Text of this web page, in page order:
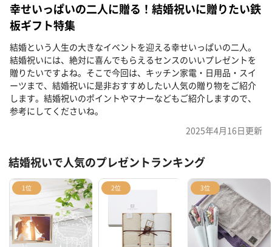
幸せいっぱいの二人に贈る！結婚祝いに贈りたい鉄
板ギフト特集
結婚という人生の大きなイベントを迎える幸せいっぱいの二人。
結婚祝いには、絶対に喜んでもらえるセンスのいいプレゼントを
贈りたいですよね。そこで今回は、キッチン家電・日用品・スイ
ーツまで、結婚祝いに是非おすすめしたい人気の贈り物をご紹介
します。結婚祝いのポイントやマナーなどもご紹介しますので、
参考にしてくださいね。
2025年4月16日更新
結婚祝いで人気のプレゼントランキング
1位 2位 3位